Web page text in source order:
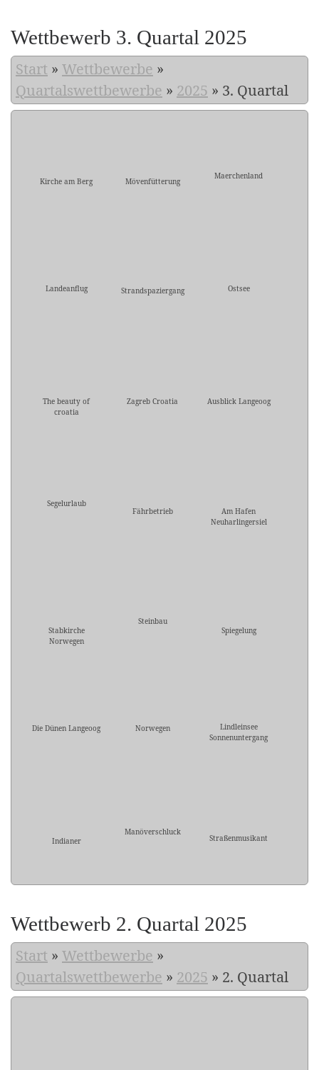
Wettbewerb 3. Quartal 2025
Start » Wettbewerbe »
Quartalswettbewerbe » 2025 » 3. Quartal
Kirche am Berg Mövenfütterung
Maerchenland
Landeanflug Strandspaziergang Ostsee
The beauty of
croatia
Zagreb Croatia Ausblick Langeoog
Segelurlaub
Fährbetrieb
Am Hafen
Neuharlingersiel
Stabkirche
Norwegen
Steinbau
Spiegelung
Die Dünen Langeoog Norwegen
Lindleinsee
Sonnenuntergang
Indianer
Manöverschluck
Straßenmusikant
Wettbewerb 2. Quartal 2025
Start » Wettbewerbe »
Quartalswettbewerbe » 2025 » 2. Quartal